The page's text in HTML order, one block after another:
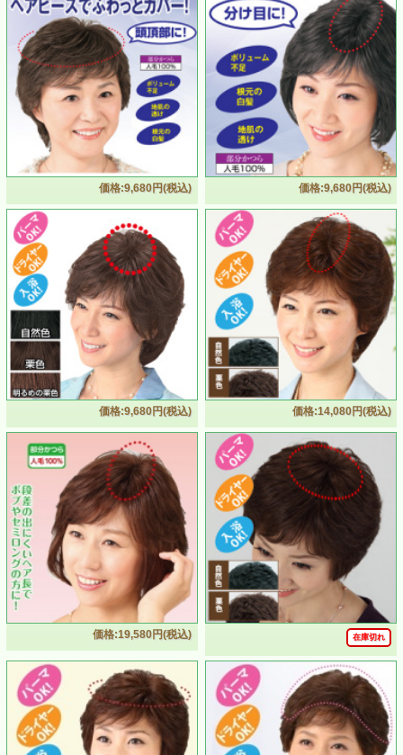
価格:9,680円(税込) 価格:9,680円(税込)
価格:9,680円(税込) 価格:14,080円(税込)
価格:19,580円(税込) 在庫切れ